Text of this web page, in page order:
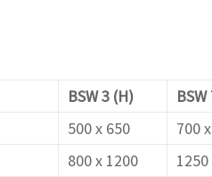
BSW 3 (H)
BSW
500 x 650
700
800 x 1200